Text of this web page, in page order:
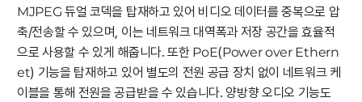
MJPEG 듀얼 코덱을 탑재하고 있어 비디오 데이터를 중복으로 압
축/전송할 수 있으며, 이는 네트워크 대역폭과 저장 공간을 효율적
으로 사용할 수 있게 해줍니다. 또한 PoE(Power over Ethern
et) 기능을 탑재하고 있어 별도의 전원 공급 장치 없이 네트워크 케
이블을 통해 전원을 공급받을 수 있습니다. 양방향 오디오 기능도